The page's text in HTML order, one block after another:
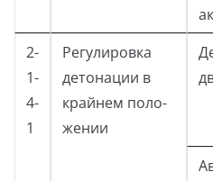
2-
1-
4-
1
Регулировка
детонации в
крайнем поло-
жении